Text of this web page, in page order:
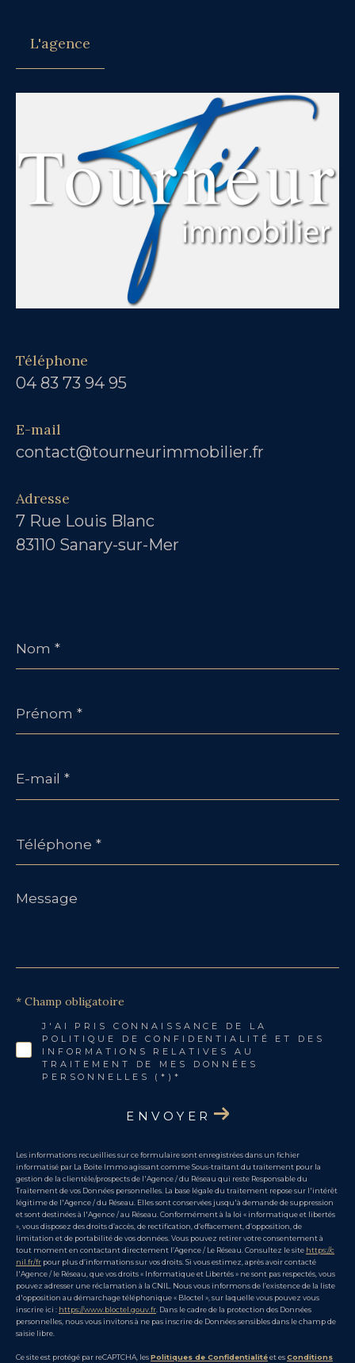
L'agence
Téléphone
04 83 73 94 95
E-mail
contact@tourneurimmobilier.fr
Adresse
7 Rue Louis Blanc
83110 Sanary-sur-Mer
*
*
mail
*
*
Message
*
J'AI PRIS CONNAISSANCE DE LA
POLITIQUE DE CONFIDENTIALITÉ ET DES
INFORMATIONS RELATIVES AU
TRAITEMENT DE MES DONNÉES
PERSONNELLES (*)*
* Champ obligatoire
ENVOYER
Les informations recueillies sur ce formulaire sont enregistrées dans un fichier
informatisé par La Boite Immo agissant comme Sous-traitant du traitement pour la
gestion de la clientèle/prospects de l'Agence / du Réseau qui reste Responsable du
Traitement de vos Données personnelles. La base légale du traitement repose sur l'intérêt
légitime de l'Agence / du Réseau. Elles sont conservées jusqu'à demande de suppression
et sont destinées à l'Agence / au Réseau. Conformément à la loi « informatique et libertés
», vous disposez des droits d’accès, de rectification, d’effacement, d’opposition, de
limitation et de portabilité de vos données. Vous pouvez retirer votre consentement à
tout moment en contactant directement l’Agence / Le Réseau. Consultez le site https://c
nil.fr/fr pour plus d’informations sur vos droits. Si vous estimez, après avoir contacté
l'Agence / le Réseau, que vos droits « Informatique et Libertés » ne sont pas respectés, vous
pouvez adresser une réclamation à la CNIL. Nous vous informons de l’existence de la liste
d'opposition au démarchage téléphonique « Bloctel », sur laquelle vous pouvez vous
inscrire ici : https://www.bloctel.gouv.fr . Dans le cadre de la protection des Données
personnelles, nous vous invitons à ne pas inscrire de Données sensibles dans le champ de
saisie libre.
Ce site est protégé par reCAPTCHA, lesPolitiques de Confidentialitéet esConditions